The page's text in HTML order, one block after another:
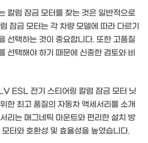
칼럼 잠금 모터를 찾는 것은 일반적으로
잠금 모터는 각 차량 모델에 따라 다르기
선택하는 것이 중요합니다. 또한 고품질
선택해야 하기 때문에 신중한 검토와 비
ESL 전기 스티어링 칼럼 잠금 모터 닛
한 최고 품질의 자동차 액세서리를 소개
리는 매그네틱 마운트와 편리한 설치 방
터와 호환성 및 효율성을 높였습니다.